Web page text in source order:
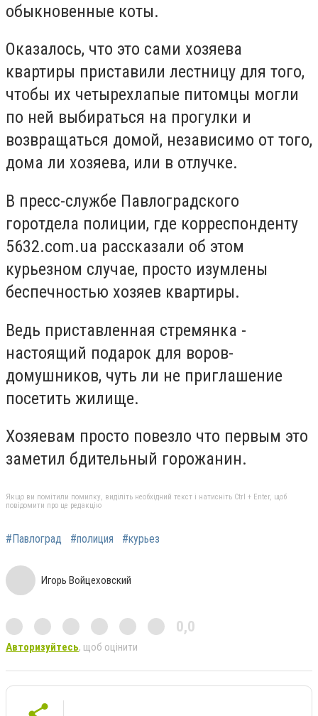
обыкновенные коты.
Оказалось, что это сами хозяева
квартиры приставили лестницу для того,
чтобы их четырехлапые питомцы могли
по ней выбираться на прогулки и
возвращаться домой, независимо от того,
дома ли хозяева, или в отлучке.
В пресс-службе Павлоградского
горотдела полиции, где корреспонденту
5632.com.ua рассказали об этом
курьезном случае, просто изумлены
беспечностью хозяев квартиры.
Ведь приставленная стремянка -
настоящий подарок для воров-
домушников, чуть ли не приглашение
посетить жилище.
Хозяевам просто повезло что первым это
заметил бдительный горожанин.
Якщо ви помітили помилку, виділіть необхідний текст і натисніть Ctrl + Enter, щоб
повідомити про це редакцію
#Павлоград #полиция #курьез
Игорь Войцеховский
0,0
Авторизуйтесь, щоб оцінити